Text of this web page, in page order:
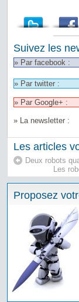
Suivez les
» Par facebook :
» Par twitter :
» Par Google+ :
» La newsletter :
Les articles
Deux robots
Les
Proposez